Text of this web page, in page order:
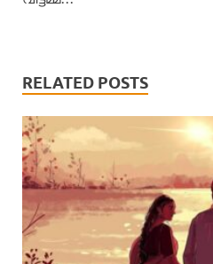
RELATED POSTS